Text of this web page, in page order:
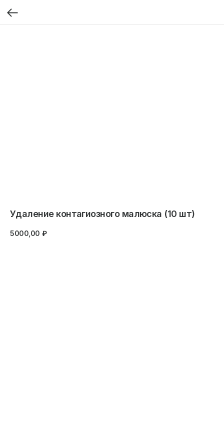
Удаление контагиозного малюска (10 шт)
5000,00 ₽